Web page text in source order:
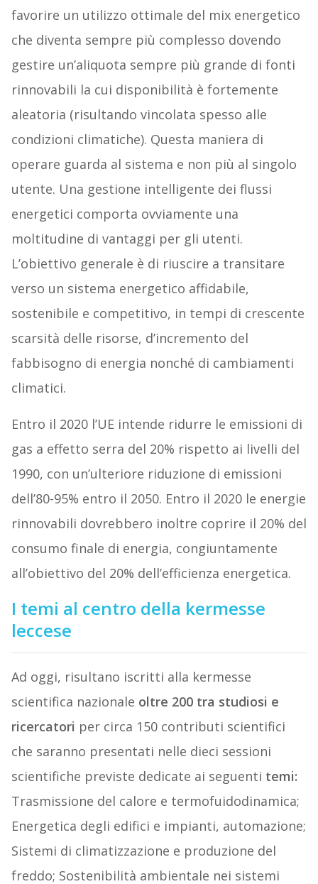
favorire un utilizzo ottimale del mix energetico
che diventa sempre più complesso dovendo
gestire un’aliquota sempre più grande di fonti
rinnovabili la cui disponibilità è fortemente
aleatoria (risultando vincolata spesso alle
condizioni climatiche). Questa maniera di
operare guarda al sistema e non più al singolo
utente. Una gestione intelligente dei flussi
energetici comporta ovviamente una
moltitudine di vantaggi per gli utenti.
L’obiettivo generale è di riuscire a transitare
verso un sistema energetico affidabile,
sostenibile e competitivo, in tempi di crescente
scarsità delle risorse, d’incremento del
fabbisogno di energia nonché di cambiamenti
climatici.
Entro il 2020 l’UE intende ridurre le emissioni di
gas a effetto serra del 20% rispetto ai livelli del
1990, con un’ulteriore riduzione di emissioni
dell’80-95% entro il 2050. Entro il 2020 le energie
rinnovabili dovrebbero inoltre coprire il 20% del
consumo finale di energia, congiuntamente
all’obiettivo del 20% dell’efficienza energetica.
I temi al centro della kermesse
leccese
Ad oggi, risultano iscritti alla kermesse
scientifica nazionale oltre 200 tra studiosi e
ricercatori per circa 150 contributi scientifici
che saranno presentati nelle dieci sessioni
scientifiche previste dedicate ai seguenti temi:
Trasmissione del calore e termofuidodinamica;
Energetica degli edifici e impianti, automazione;
Sistemi di climatizzazione e produzione del
freddo; Sostenibilità ambientale nei sistemi